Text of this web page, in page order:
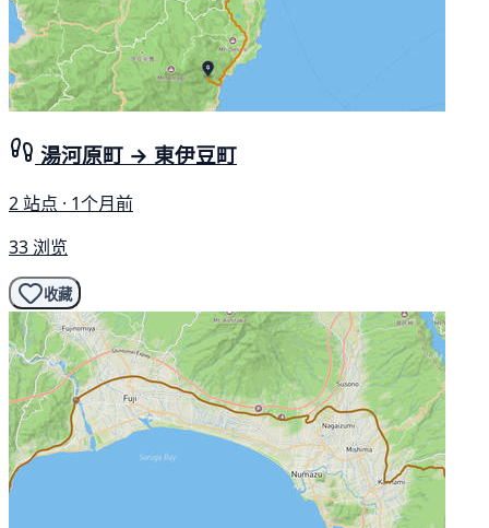
湯河原町 → 東伊豆町
2 站点 · 1个月前
33 浏览
收藏